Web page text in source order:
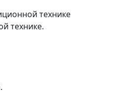
технике
технике.